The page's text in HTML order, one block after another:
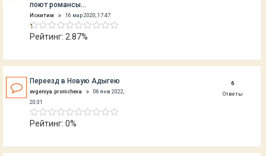
поют романсы...
Искитим 16 мар 2020, 17:47
Рейтинг: 2.87%
Переезд в Новую Адыгею
evgeniya.pronicheva
06 янв 2022,
20:31
Рейтинг: 0%
6
Ответы